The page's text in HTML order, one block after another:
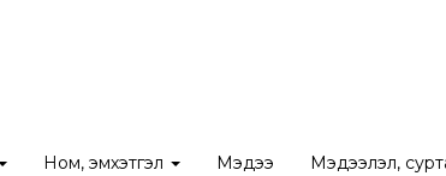
Ном, эмхэтгэл Мэдээ Мэдээлэл,
Төсөв, гүйцэтгэл / Төсвийн гүйцэтгэлийн 2025-оны 3-р